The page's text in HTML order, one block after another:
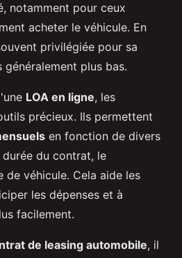
notamment pour ceux
acheter le véhicule. En
privilégiée pour sa
plus bas.
LOA en ligne, les
précieux. Ils permettent
en fonction de divers
du contrat, le
véhicule. Cela aide les
les dépenses et à
facilement.
de leasing automobile, il